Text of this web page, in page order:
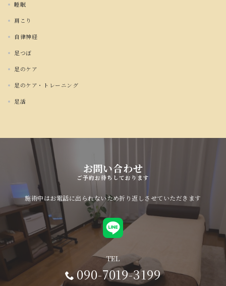
睡眠
肩こり
自律神経
足つぼ
足のケア
足のケア・トレーニング
足活
お問い合わせ
ご予約お待ちしております
施術中はお電話に出られないため折り返しさせていただきます
TEL
090-7019-3199